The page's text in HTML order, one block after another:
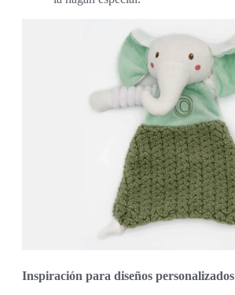
Inspiración para diseños personalizados